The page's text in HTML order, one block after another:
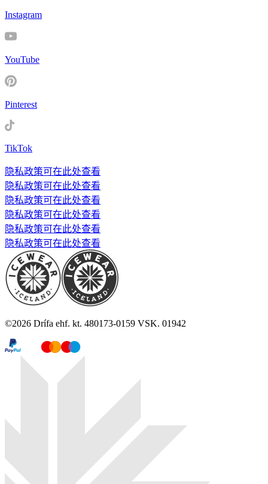
Instagram
YouTube
Pinterest
TikTok
隐私政策可在此处查看
隐私政策可在此处查看
隐私政策可在此处查看
隐私政策可在此处查看
隐私政策可在此处查看
隐私政策可在此处查看
©2026 Drífa ehf. kt. 480173-0159 VSK. 01942